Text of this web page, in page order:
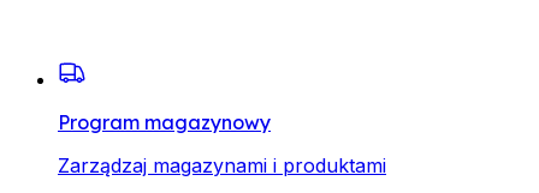
Program magazynowy
Zarządzaj magazynami i produktami